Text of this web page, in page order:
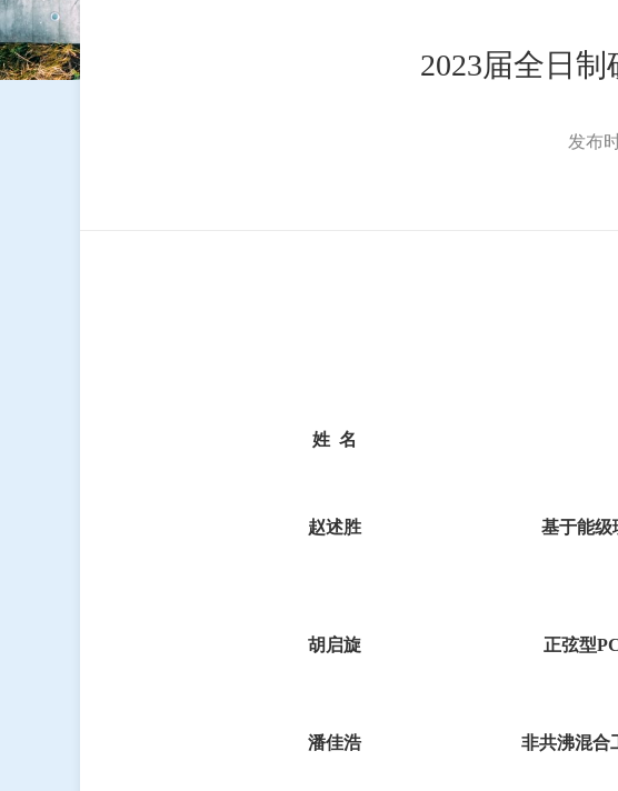
2023届全日制
发布
姓 名
赵述胜 基于能级
胡启旋 正弦型
潘佳浩 非共沸混合